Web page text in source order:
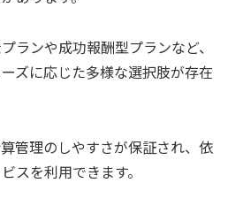
ランや成功報酬型プランなど、
ズに応じた多様な選択肢が存在
管理のしやすさが保証され、依
スを利用できます。